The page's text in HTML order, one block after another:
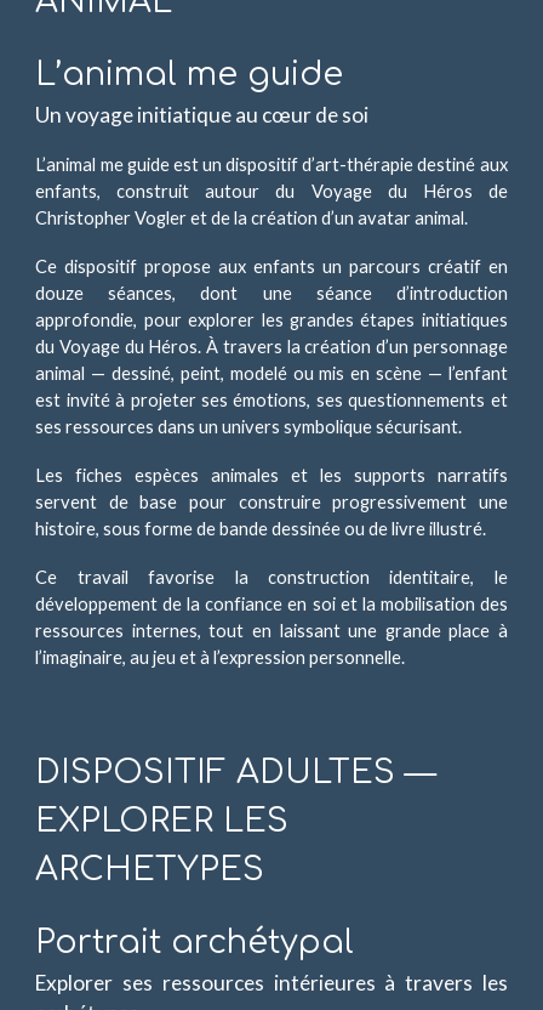
L’animal me guide
Un voyage initiatique au cœur de soi
L’animal me guide est un dispositif d’art-thérapie destiné aux
enfants, construit autour du Voyage du Héros de
Christopher Vogler et de la création d’un avatar animal.
Ce dispositif propose aux enfants un parcours créatif en
douze séances, dont une séance d’introduction
approfondie, pour explorer les grandes étapes initiatiques
du Voyage du Héros. À travers la création d’un personnage
animal — dessiné, peint, modelé ou mis en scène — l’enfant
est invité à projeter ses émotions, ses questionnements et
ses ressources dans un univers symbolique sécurisant.
Les fiches espèces animales et les supports narratifs
servent de base pour construire progressivement une
histoire, sous forme de bande dessinée ou de livre illustré.
Ce travail favorise la construction identitaire, le
développement de la confiance en soi et la mobilisation des
ressources internes, tout en laissant une grande place à
l’imaginaire, au jeu et à l’expression personnelle.
DISPOSITIFADULTES —
EXPLORER LES
ARCHETYPES
Portrait archétypal
Explorer ses ressources intérieures à travers les